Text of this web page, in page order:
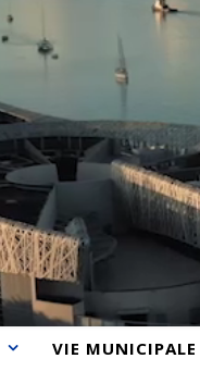
VIE MUNICIPALE